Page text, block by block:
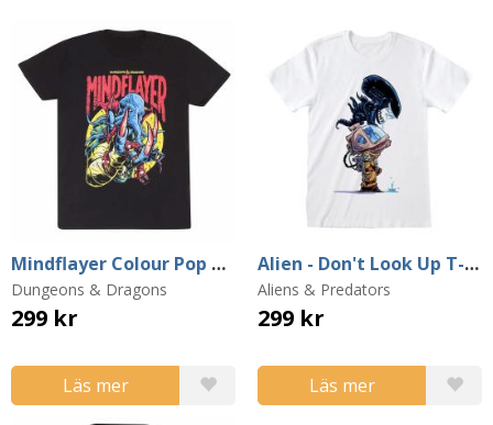
Mindflayer Colour Pop T-Shirt (Medium)
Dungeons & Dragons
299 kr
Läs mer
Alien - Don't Look Up T-shirt (Small)
Aliens & Predators
299 kr
Läs mer